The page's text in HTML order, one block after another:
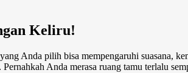
Keliru!
Anda pilih bisa mempengaruhi suasana,
Anda merasa ruang tamu terlalu